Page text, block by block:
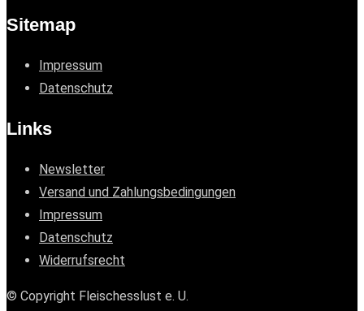
Sitemap
Impressum
Datenschutz
Links
Newsletter
Versand und Zahlungsbedingungen
Impressum
Datenschutz
Widerrufsrecht
© Copyright Fleischesslust e. U.